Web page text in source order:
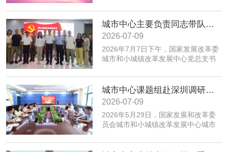
城市、安全可靠的韧性城市、崇德向
善的文明城市、便捷高效的智慧城市
等重点任务，优化以构建新体系、培
育新动能、服务全年龄、保障全要素
为重点的政策体系，走出一条具有中
治理、历史文化保护等方面取得积极
成效；同时，也面临着转变发展方
式、培育发展动能、提升功能品质、
加强生态环境保护、赓续历史文脉、
推动精细治理、增强城市韧性等转型
发展任务。为实现以上目标，必须紧
城市、安全可靠的韧性城市、崇德向
善的文明城市、便捷高效的智慧城市
等重点任务，优化以构建新体系、培
育新动能、服务全年龄、保障全要素
为重点的政策体系，走出一条具有中
城市中心主要负责同志带队赴摩尔线程“夸娥”北京智算中心专题调研
2026-07-09
2026年7月7日下午，国家发展改革委
城市和小城镇改革发展中心党总支书
娥”北京智算中心开展专题调研。
城市中心课题组赴深圳调研全国人才大数据平台福田区学生学习力项目应用情况
2026-07-09
​2026年5月29日，国家发展和改革委
员会城市和小城镇改革发展中心城市
国人才大数据平台在基础教育学生学